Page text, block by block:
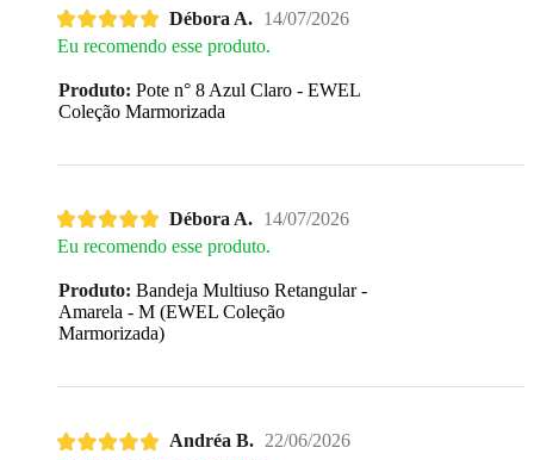
Débora A. 14/07/2026
Eu recomendo esse produto.
Produto: Pote n° 8 Azul Claro - EWEL
Coleção Marmorizada
Débora A. 14/07/2026
Eu recomendo esse produto.
Produto: Bandeja Multiuso Retangular -
Amarela - M (EWEL Coleção
Marmorizada)
Andréa B. 22/06/2026